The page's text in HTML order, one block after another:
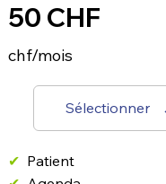
50 CHF
chf/mois
Sélectionner
✔ Patient